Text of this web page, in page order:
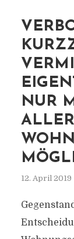
NUR
ALLER
12. April 2019